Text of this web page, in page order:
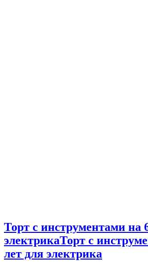
Торт с инструментами на
электрикаТорт с
лет для электрика